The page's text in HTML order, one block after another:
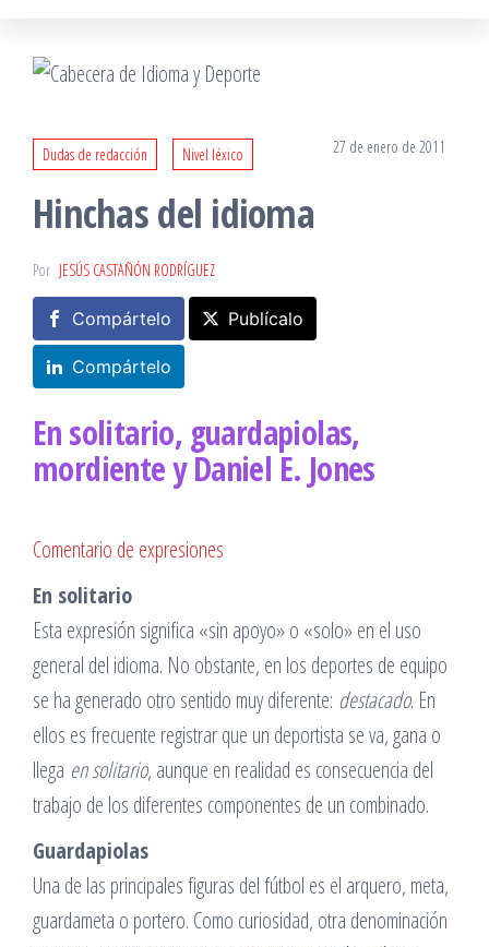
Dudas de redacción Nivel léxico 27 de enero de 2011
Hinchas del idioma
Por JESÚS CASTAÑÓN RODRÍGUEZ
Compártelo Publícalo
Compártelo
En solitario, guardapiolas,
mordiente y Daniel E. Jones
Comentario de expresiones
En solitario
Esta expresión significa «sin apoyo» o «solo» en el uso
general del idioma. No obstante, en los deportes de equipo
se ha generado otro sentido muy diferente: destacado. En
ellos es frecuente registrar que un deportista se va, gana o
llega en solitario, aunque en realidad es consecuencia del
trabajo de los diferentes componentes de un combinado.
Guardapiolas
Una de las principales figuras del fútbol es el arquero, meta,
guardameta o portero. Como curiosidad, otra denominación